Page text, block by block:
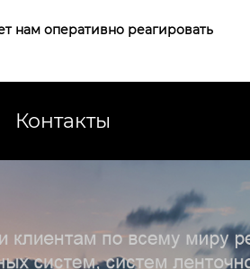
нам оперативно реагировать
Контакты